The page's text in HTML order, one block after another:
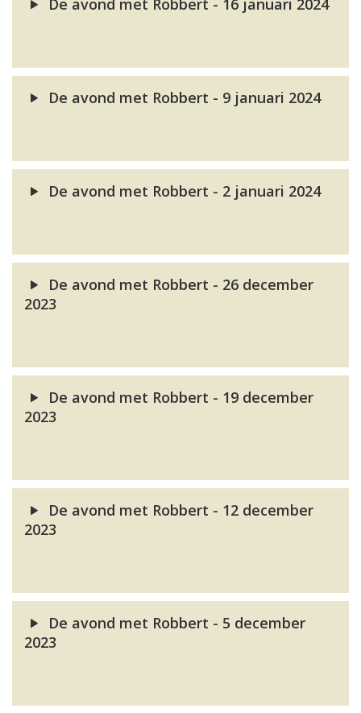
De avond met Robbert - 16 januari 2024
De avond met Robbert - 9 januari 2024
De avond met Robbert - 2 januari 2024
De avond met Robbert - 26 december
2023
De avond met Robbert - 19 december
2023
De avond met Robbert - 12 december
2023
De avond met Robbert - 5 december
2023